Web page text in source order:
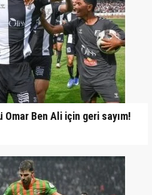
Ben Ali için geri sayım!